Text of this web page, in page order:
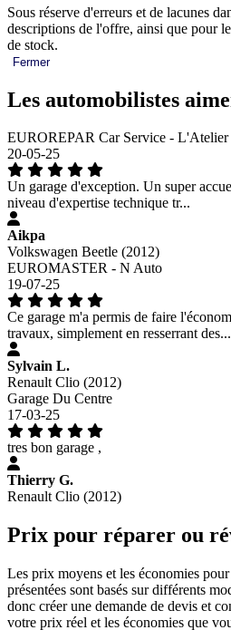
Sous réserve d'erreurs et de lacunes
descriptions de l'offre, ainsi que pour
de stock.
Fermer
Les automobilistes
EUROREPAR Car Service -
20-05-25
Un garage d'exception. Un super
niveau d'expertise technique tr...
Aikpa
Volkswagen Beetle (2012)
EUROMASTER - N Auto
19-07-25
Ce garage m'a permis de faire
travaux, simplement en resserrant des...
Sylvain L.
Renault Clio (2012)
Garage Du Centre
17-03-25
tres bon garage ,
Thierry G.
Renault Clio (2012)
Prix pour réparer ou
Les prix moyens et les économies
présentées sont basés sur différents
donc créer une demande de devis et
votre prix réel et les économies que